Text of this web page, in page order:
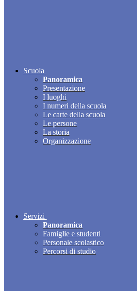
Scuola
Panoramica
Presentazione
I luoghi
I numeri della scuola
Le carte della scuola
Le persone
La storia
Organizzazione
Servizi
Panoramica
Famiglie e studenti
Personale scolastico
Percorsi di studio